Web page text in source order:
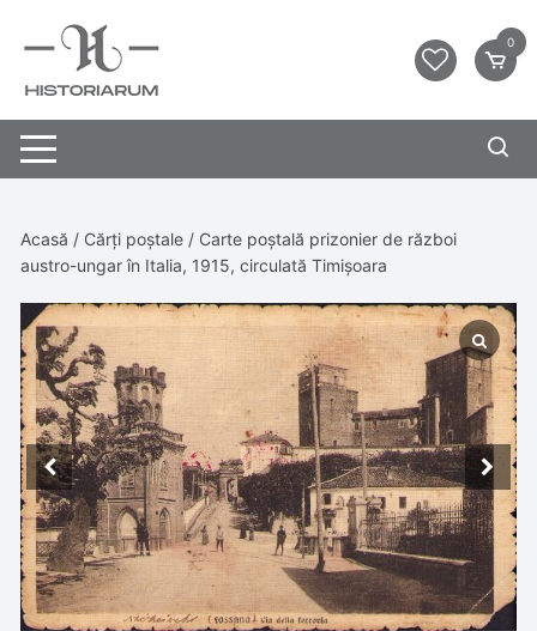
0
Acasă / Cărți poștale / Carte poștală prizonier de război
austro-ungar în Italia, 1915, circulată Timișoara